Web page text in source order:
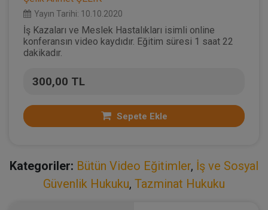
Yayın Tarihi: 10.10.2020
İş Kazaları ve Meslek Hastalıkları isimli online
konferansın video kaydıdır. Eğitim süresi 1 saat 22
dakikadır.
300,00 TL
Sepete Ekle
Kategoriler: Bütün Video Eğitimler, İş ve Sosyal
Güvenlik Hukuku, Tazminat Hukuku